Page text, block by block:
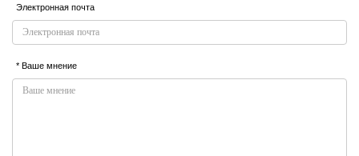
Электронная почта
* Ваше мнение